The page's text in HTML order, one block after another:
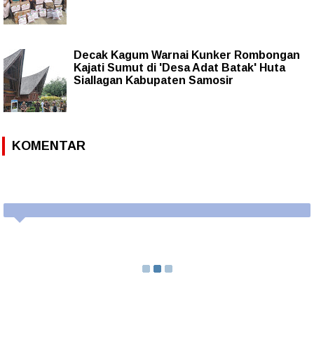
Decak Kagum Warnai Kunker Rombongan
Kajati Sumut di 'Desa Adat Batak' Huta
Siallagan Kabupaten Samosir
KOMENTAR